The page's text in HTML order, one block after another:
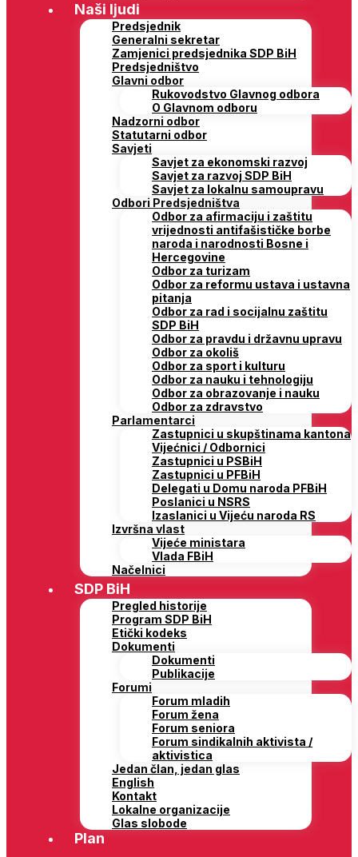
Naši ljudi
Predsjednik
Generalni sekretar
Zamjenici predsjednika SDP BiH
Predsjedništvo
Glavni odbor
Rukovodstvo Glavnog odbora
O Glavnom odboru
Nadzorni odbor
Statutarni odbor
Savjeti
Savjet za ekonomski razvoj
Savjet za razvoj SDP BiH
Savjet za lokalnu samoupravu
Odbori Predsjedništva
Odbor za afirmaciju i zaštitu
vrijednosti antifašističke borbe
naroda i narodnosti Bosne i
Hercegovine
Odbor za turizam
Odbor za reformu ustava i ustavna
pitanja
Odbor za rad i socijalnu zaštitu
SDP BiH
Odbor za pravdu i državnu upravu
Odbor za okoliš
Odbor za sport i kulturu
Odbor za nauku i tehnologiju
Odbor za obrazovanje i nauku
Odbor za zdravstvo
Parlamentarci
Zastupnici u skupštinama kantona
Vijećnici / Odbornici
Zastupnici u PSBiH
Zastupnici u PFBiH
Delegati u Domu naroda PFBiH
Poslanici u NSRS
Izaslanici u Vijeću naroda RS
Izvršna vlast
Vijeće ministara
Vlada FBiH
Načelnici
SDP BiH
Pregled historije
Program SDP BiH
Etički kodeks
Dokumenti
Dokumenti
Publikacije
Forumi
Forum mladih
Forum žena
Forum seniora
Forum sindikalnih aktivista /
aktivistica
Jedan član, jedan glas
English
Kontakt
Lokalne organizacije
Glas slobode
Plan